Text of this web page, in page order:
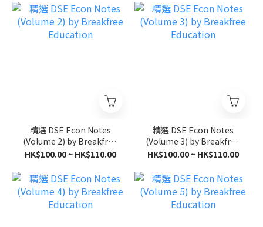
精選 DSE Econ Notes
(Volume 2) by Breakfree
Education
HK$100.00 ~ HK$110.00
精選 DSE Econ Notes
(Volume 3) by Breakfree
Education
HK$100.00 ~ HK$110.00